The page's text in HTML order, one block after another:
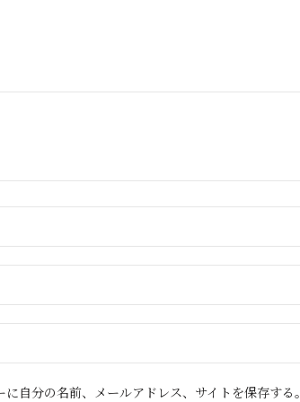
自分の名前、メールアドレス、サイトを保存する。